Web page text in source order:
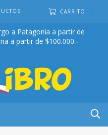
CARRITO
a Patagonia a partir de
a partir de $100.000.-